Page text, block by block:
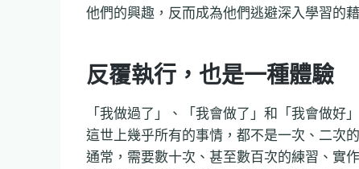
他們的興趣，反而成為他們逃避深入學習的藉
反覆執行，也是一種體驗
「我做過了」、「我會做了」和「我會做好
這世上幾乎所有的事情，都不是一次、二次
通常，需要數十次、甚至數百次的練習、實